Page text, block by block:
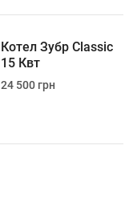
Котел Зубр Classic
15 Квт
24 500 грн